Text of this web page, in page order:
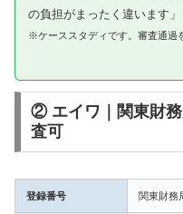
の負担がまったく違います」
※ケーススタディです。審査通過
② エイワ｜関東財
査可
登録番号 関東財務